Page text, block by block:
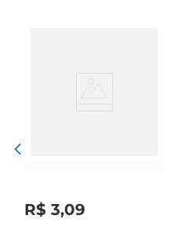
cada mordida. É uma
acompanhamento de
R$ 3,09